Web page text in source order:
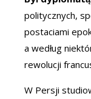
politycznych,
postaciami
a według
rewolucji
W Persji